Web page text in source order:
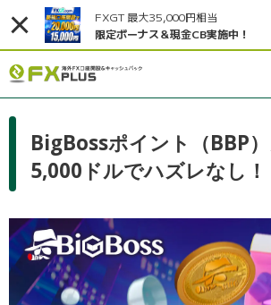
FXGT 最大35,000円相当
限定ボーナス＆現金CB実施中！
BigBossポイント（BBP
5,000ドルでハズレなし！